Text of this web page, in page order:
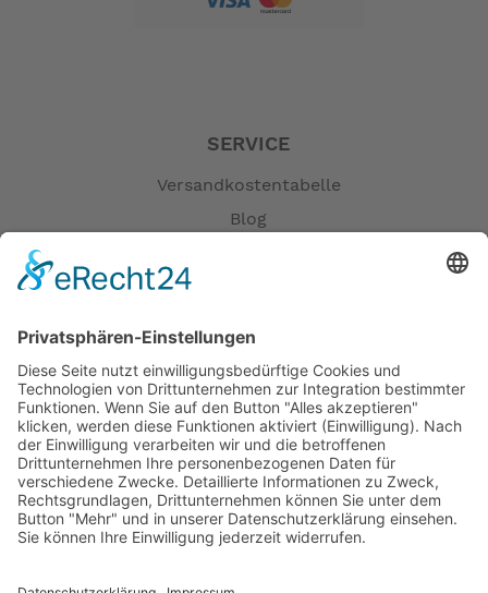
SERVICE
Versandkostentabelle
Blog
Versandpartner
Verfügbarkeiten
Zahlung und Versand
Datenschutz
Fernabsatz